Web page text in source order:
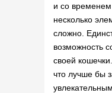
и со временем
несколько
сложно.
возможность
своей
что лучше бы
увлекательным.